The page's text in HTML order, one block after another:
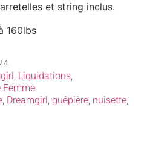
et string inclus.
160lbs
, Liquidations,
Femme
, Dreamgirl , guêpière, nuisette,